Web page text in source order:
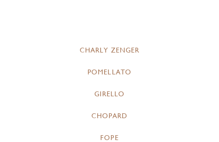
CHARLY ZENGER
POMELLATO
GIRELLO
CHOPARD
FOPE